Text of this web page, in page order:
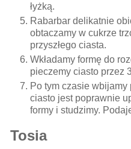
łyżką.
Rabarbar delikatnie
obtaczamy w cukrze
przyszłego ciasta.
Wkładamy formę do
pieczemy ciasto przez
Po tym czasie
ciasto jest poprawnie
formy i studzimy.
Tosia